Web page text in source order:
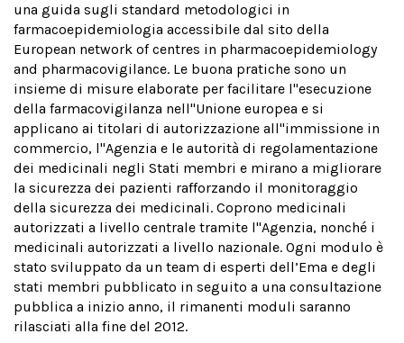
una guida sugli standard metodologici in
farmacoepidemiologia accessibile dal sito della
European network of centres in pharmacoepidemiology
and pharmacovigilance. Le buona pratiche sono un
insieme di misure elaborate per facilitare l''esecuzione
della farmacovigilanza nell''Unione europea e si
applicano ai titolari di autorizzazione all''immissione in
commercio, l''Agenzia e le autorità di regolamentazione
dei medicinali negli Stati membri e mirano a migliorare
la sicurezza dei pazienti rafforzando il monitoraggio
della sicurezza dei medicinali. Coprono medicinali
autorizzati a livello centrale tramite l''Agenzia, nonché i
medicinali autorizzati a livello nazionale. Ogni modulo è
stato sviluppato da un team di esperti dell’Ema e degli
stati membri pubblicato in seguito a una consultazione
pubblica a inizio anno, il rimanenti moduli saranno
rilasciati alla fine del 2012.